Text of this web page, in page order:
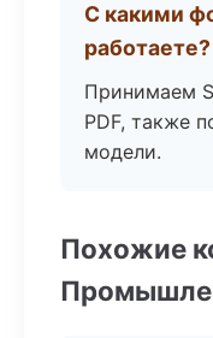
С какими
работаете?
Принимаем
PDF, также
модели.
Похожие